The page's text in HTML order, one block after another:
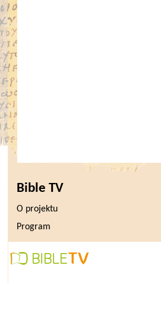
Bible TV
O projektu
Program